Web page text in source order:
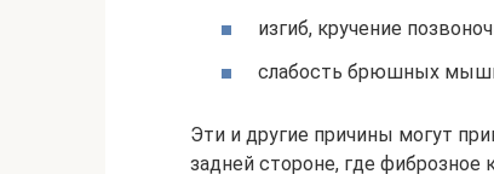
изгиб, кручение
слабость брюшных
Эти и другие причины могут
задней стороне, где фиброзное